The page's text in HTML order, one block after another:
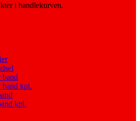
i handlekurven.
kpl.
kpl.